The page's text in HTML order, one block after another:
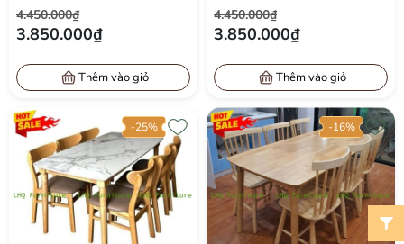
WALNUT CHỈ 3.850.000Đ
4.450.000₫
3.850.000₫
Thêm vào giỏ
3.850.000Đ TẠI LHQ
FURNITURE
4.450.000₫
3.850.000₫
Thêm vào giỏ
-25% -16%